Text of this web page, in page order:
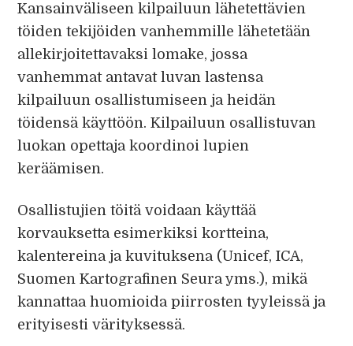
Kansainväliseen kilpailuun lähetettävien
töiden tekijöiden vanhemmille lähetetään
allekirjoitettavaksi lomake, jossa
vanhemmat antavat luvan lastensa
kilpailuun osallistumiseen ja heidän
töidensä käyttöön. Kilpailuun osallistuvan
luokan opettaja koordinoi lupien
keräämisen.
Osallistujien töitä voidaan käyttää
korvauksetta esimerkiksi kortteina,
kalentereina ja kuvituksena (Unicef, ICA,
Suomen Kartografinen Seura yms.), mikä
kannattaa huomioida piirrosten tyyleissä ja
erityisesti värityksessä.